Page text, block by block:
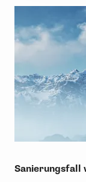
Sanierungsfall